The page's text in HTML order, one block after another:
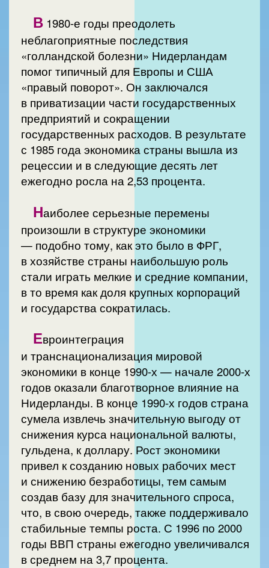
В 1980-е годы преодолеть
неблагоприятные последствия
«голландской болезни» Нидерландам
помог типичный для Европы и США
«правый поворот». Он заключался
в приватизации части государственных
предприятий и сокращении
государственных расходов. В результате
с 1985 года экономика страны вышла из
рецессии и в следующие десять лет
ежегодно росла на 2,53 процента.
Наиболее серьезные перемены
произошли в структуре экономики
— подобно тому, как это было в ФРГ,
в хозяйстве страны наибольшую роль
стали играть мелкие и средние компании,
в то время как доля крупных корпораций
и государства сократилась.
Евроинтеграция
и транснационализация мировой
экономики в конце 1990-х — начале 2000-х
годов оказали благотворное влияние на
Нидерланды. В конце 1990-х годов страна
сумела извлечь значительную выгоду от
снижения курса национальной валюты,
гульдена, к доллару. Рост экономики
привел к созданию новых рабочих мест
и снижению безработицы, тем самым
создав базу для значительного спроса,
что, в свою очередь, также поддерживало
стабильные темпы роста. С 1996 по 2000
годы ВВП страны ежегодно увеличивался
в среднем на 3,7 процента.